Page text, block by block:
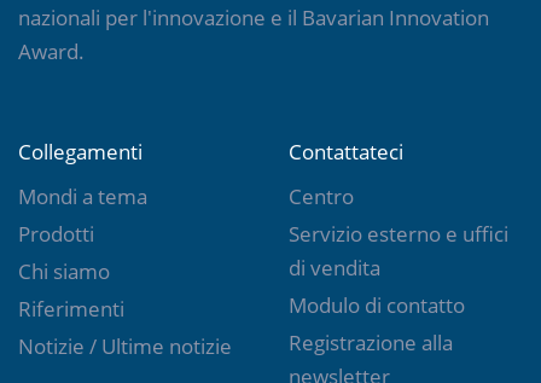
nazionali per l'innovazione e il Bavarian Innovation
Award.
Collegamenti
Mondi a tema
Prodotti
Chi siamo
Riferimenti
Notizie / Ultime notizie
Contattateci
Centro
Servizio esterno e uffici
di vendita
Modulo di contatto
Registrazione alla
newsletter